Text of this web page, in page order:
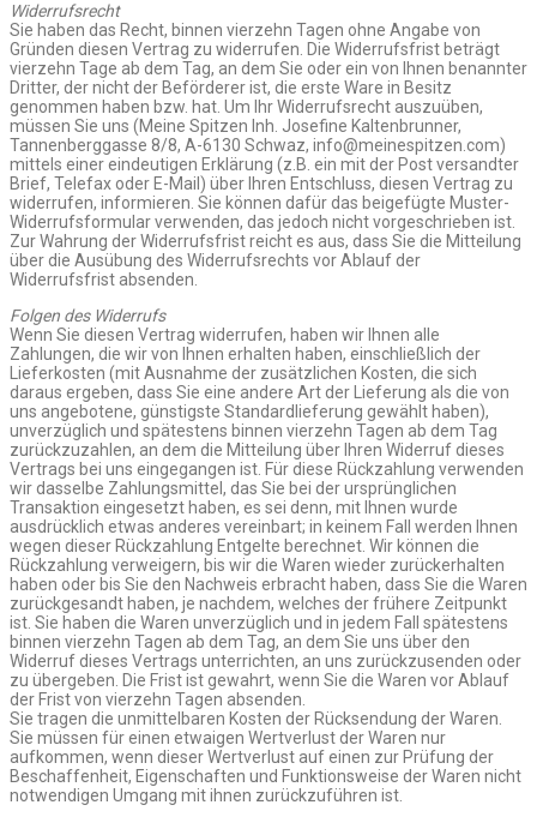
Widerrufsrecht
Sie haben das Recht, binnen vierzehn Tagen ohne Angabe von
Gründen diesen Vertrag zu widerrufen. Die Widerrufsfrist beträgt
vierzehn Tage ab dem Tag, an dem Sie oder ein von Ihnen benannter
Dritter, der nicht der Beförderer ist, die erste Ware in Besitz
genommen haben bzw. hat. Um Ihr Widerrufsrecht auszuüben,
müssen Sie uns (Meine Spitzen Inh. Josefine Kaltenbrunner,
Tannenberggasse 8/8, A-6130 Schwaz, info@meinespitzen.com)
mittels einer eindeutigen Erklärung (z.B. ein mit der Post versandter
Brief, Telefax oder E-Mail) über Ihren Entschluss, diesen Vertrag zu
widerrufen, informieren. Sie können dafür das beigefügte Muster-
Widerrufsformular verwenden, das jedoch nicht vorgeschrieben ist.
Zur Wahrung der Widerrufsfrist reicht es aus, dass Sie die Mitteilung
über die Ausübung des Widerrufsrechts vor Ablauf der
Widerrufsfrist absenden.
Folgen des Widerrufs
Wenn Sie diesen Vertrag widerrufen, haben wir Ihnen alle
Zahlungen, die wir von Ihnen erhalten haben, einschließlich der
Lieferkosten (mit Ausnahme der zusätzlichen Kosten, die sich
daraus ergeben, dass Sie eine andere Art der Lieferung als die von
uns angebotene, günstigste Standardlieferung gewählt haben),
unverzüglich und spätestens binnen vierzehn Tagen ab dem Tag
zurückzuzahlen, an dem die Mitteilung über Ihren Widerruf dieses
Vertrags bei uns eingegangen ist. Für diese Rückzahlung verwenden
wir dasselbe Zahlungsmittel, das Sie bei der ursprünglichen
Transaktion eingesetzt haben, es sei denn, mit Ihnen wurde
ausdrücklich etwas anderes vereinbart; in keinem Fall werden Ihnen
wegen dieser Rückzahlung Entgelte berechnet. Wir können die
Rückzahlung verweigern, bis wir die Waren wieder zurückerhalten
haben oder bis Sie den Nachweis erbracht haben, dass Sie die Waren
zurückgesandt haben, je nachdem, welches der frühere Zeitpunkt
ist. Sie haben die Waren unverzüglich und in jedem Fall spätestens
binnen vierzehn Tagen ab dem Tag, an dem Sie uns über den
Widerruf dieses Vertrags unterrichten, an uns zurückzusenden oder
zu übergeben. Die Frist ist gewahrt, wenn Sie die Waren vor Ablauf
der Frist von vierzehn Tagen absenden.
Sie tragen die unmittelbaren Kosten der Rücksendung der Waren.
Sie müssen für einen etwaigen Wertverlust der Waren nur
aufkommen, wenn dieser Wertverlust auf einen zur Prüfung der
Beschaffenheit, Eigenschaften und Funktionsweise der Waren nicht
notwendigen Umgang mit ihnen zurückzuführen ist.